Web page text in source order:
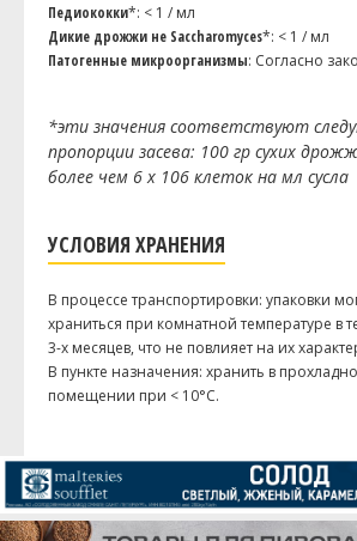
Педиококки*: < 1 / мл
Дикие дрожжи не Saccharomyces*: < 1 / мл
Патогенные микроорганизмы: Согласно
*эти значения соответствуют
пропорции засева: 100 гр сухих
более чем 6 x 106 клеток на мл сусла
УСЛОВИЯ ХРАНЕНИЯ
В процессе транспортировки: упаковки
храниться при комнатной температуре в
3-х месяцев, что не повлияет на их
В пункте назначения: хранить в
помещении при < 10°C.